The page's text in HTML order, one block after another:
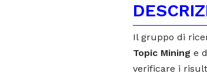
Il gruppo di
Topic Mining e
verificare i